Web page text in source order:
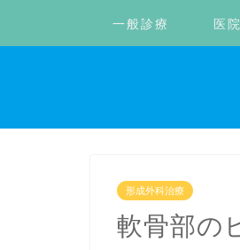
一般診療 医
形成外科治療
軟骨部の